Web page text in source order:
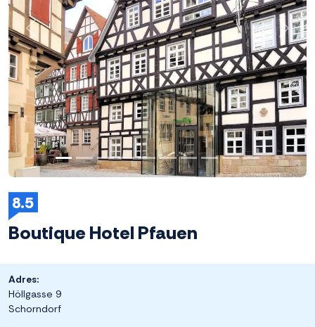
8.5
Boutique Hotel Pfauen
Adres:
Höllgasse 9
Schorndorf